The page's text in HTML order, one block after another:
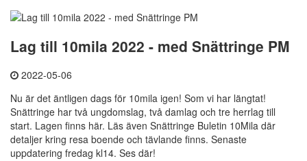
Lag till 10mila 2022 - med Snättringe PM
2022-05-06
Nu är det äntligen dags för 10mila igen! Som vi har längtat!
Snättringe har två ungdomslag, två damlag och tre herrlag till
start. Lagen finns här. Läs även Snättringe Buletin 10Mila där
detaljer kring resa boende och tävlande finns. Senaste
uppdatering fredag kl14. Ses där!